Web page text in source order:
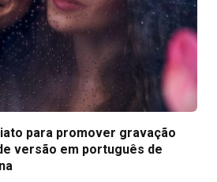
para promover gravação
versão em português de